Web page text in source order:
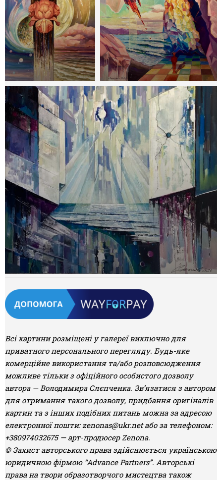
Всі картини розміщені у галереї виключно для
приватного персонального перегляду. Будь-яке
комерційне використання та/або розповсюдження
можливе тільки з офіційного особистого дозволу
автора — Володимира Слєпченка. Зв’язатися з автором
для отримання такого дозволу, придбання оригіналів
картин та з інших подібних питань можна за адресою
електронної пошти:zenonas@ukr.netабо за телефоном:
+380974032675 — арт-продюсер Zenona.
© Захист авторського права здійснюється українською
юридичною фірмою “Advance Partners”. Авторські
права на твори образотворчого мистецтва також